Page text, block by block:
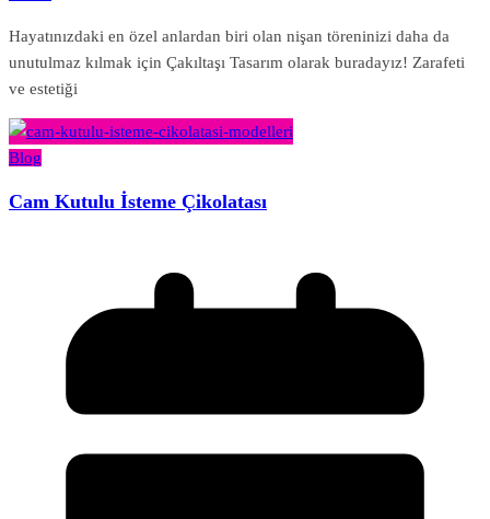
Hayatınızdaki en özel anlardan biri olan nişan töreninizi daha da
unutulmaz kılmak için Çakıltaşı Tasarım olarak buradayız! Zarafeti
ve estetiği
Blog
Cam Kutulu İsteme Çikolatası